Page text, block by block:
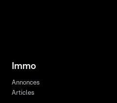
Immo
Annonces
Articles